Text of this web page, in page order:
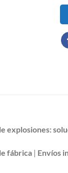
fábrica | Envíos